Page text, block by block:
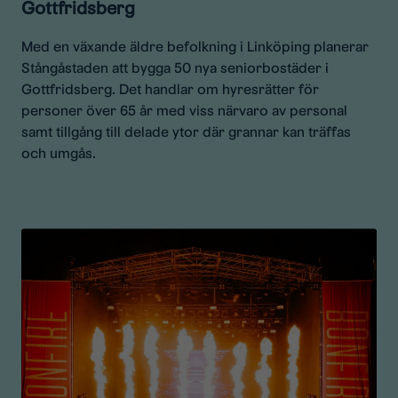
Gottfridsberg
Med en växande äldre befolkning i Linköping planerar
Stångåstaden att bygga 50 nya seniorbostäder i
Gottfridsberg. Det handlar om hyresrätter för
personer över 65 år med viss närvaro av personal
samt tillgång till delade ytor där grannar kan träffas
och umgås.